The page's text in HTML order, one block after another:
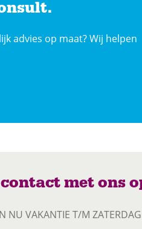
advies op maat? Wij helpen
met ons
NU VAKANTIE T/M